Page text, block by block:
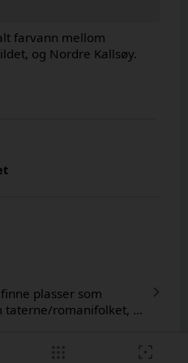
farvann mellom
og Nordre Kallsøy.
plasser som
romanifolket, en
i minst 500 år. Ved å
folket har brukt i